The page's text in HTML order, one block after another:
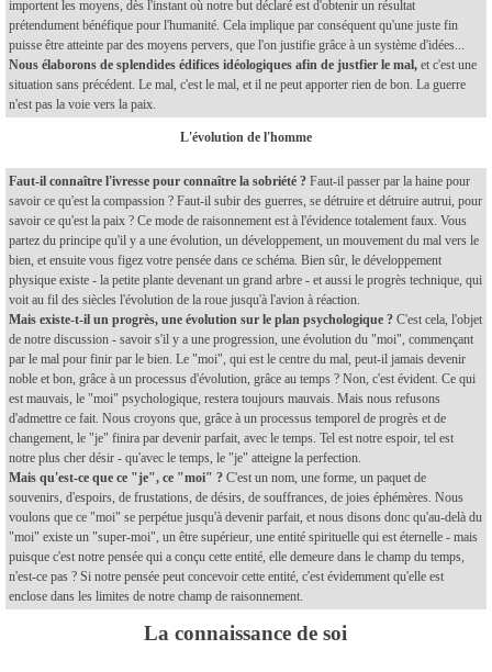
importent les moyens, dès l'instant où notre but déclaré est d'obtenir un résultat
prétendument bénéfique pour l'humanité. Cela implique par conséquent qu'une juste fin
puisse être atteinte par des moyens pervers, que l'on justifie grâce à un système d'idées...
Nous élaborons de splendides édifices idéologiques afin de justfier le mal, et c'est une
situation sans précédent. Le mal, c'est le mal, et il ne peut apporter rien de bon. La guerre
n'est pas la voie vers la paix.
L'évolution de l'homme
Faut-il connaître l'ivresse pour connaître la sobriété ? Faut-il passer par la haine pour
savoir ce qu'est la compassion ? Faut-il subir des guerres, se détruire et détruire autrui, pour
savoir ce qu'est la paix ? Ce mode de raisonnement est à l'évidence totalement faux. Vous
partez du principe qu'il y a une évolution, un développement, un mouvement du mal vers le
bien, et ensuite vous figez votre pensée dans ce schéma. Bien sûr, le développement
physique existe - la petite plante devenant un grand arbre - et aussi le progrès technique, qui
voit au fil des siècles l'évolution de la roue jusqu'à l'avion à réaction.
Mais existe-t-il un progrès, une évolution sur le plan psychologique ? C'est cela, l'objet
de notre discussion - savoir s'il y a une progression, une évolution du "moi", commençant
par le mal pour finir par le bien. Le "moi", qui est le centre du mal, peut-il jamais devenir
noble et bon, grâce à un processus d'évolution, grâce au temps ? Non, c'est évident. Ce qui
est mauvais, le "moi" psychologique, restera toujours mauvais. Mais nous refusons
d'admettre ce fait. Nous croyons que, grâce à un processus temporel de progrès et de
changement, le "je" finira par devenir parfait, avec le temps. Tel est notre espoir, tel est
notre plus cher désir - qu'avec le temps, le "je" atteigne la perfection.
Mais qu'est-ce que ce "je", ce "moi" ? C'est un nom, une forme, un paquet de
souvenirs, d'espoirs, de frustations, de désirs, de souffrances, de joies éphémères. Nous
voulons que ce "moi" se perpétue jusqu'à devenir parfait, et nous disons donc qu'au-delà du
"moi" existe un "super-moi", un être supérieur, une entité spirituelle qui est éternelle - mais
puisque c'est notre pensée qui a conçu cette entité, elle demeure dans le champ du temps,
n'est-ce pas ? Si notre pensée peut concevoir cette entité, c'est évidemment qu'elle est
enclose dans les limites de notre champ de raisonnement.
La connaissance de soi